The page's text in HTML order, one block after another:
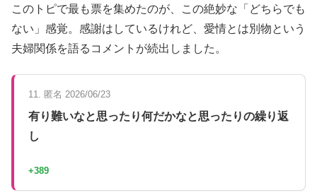
このトピで最も票を集めたのが、この絶妙な「どちらでも
ない」感覚。感謝はしているけれど、愛情とは別物という
夫婦関係を語るコメントが続出しました。
11. 匿名 2026/06/23
有り難いなと思ったり何だかなと思ったりの繰り返
し
+389